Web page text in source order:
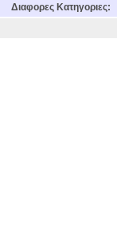
Διαφορες Κατηγοριες: